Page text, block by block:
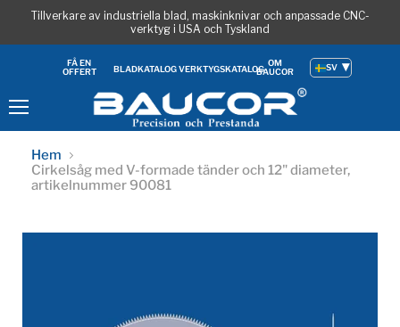
Tillverkare av industriella blad, maskinknivar och anpassade CNC-
verktyg i USA och Tyskland
FÅ EN
OFFERT
BLADKATALOG VERKTYGSKATALOG
OM
BAUCOR
SV
Hem
Cirkelsåg med V-formade tänder och 12" diameter,
artikelnummer 90081